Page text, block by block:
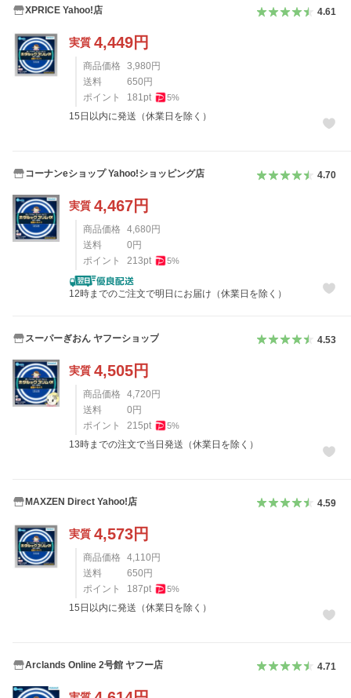
XPRICE Yahoo!店 4.61
実質 4,449円
商品価格 3,980 円
送料
650 円
ポイント
181pt 5%
15日以内に発送（休業日を除く）
コーナンeショップ Yahoo!ショッピング店 4.70
実質 4,467円
商品価格 4,680 円
送料
0 円
ポイント
213pt 5%
12時までのご注文で明日にお届け（休業日を除く）
スーパーぎおん ヤフーショップ 4.53
実質 4,505円
商品価格 4,720円
送料
0円
ポイント
215pt 5%
13時までの注文で当日発送（休業日を除く）
MAXZEN Direct Yahoo!店 4.59
実質 4,573円
商品価格 4,110円
送料
650円
ポイント
187pt 5%
15日以内に発送（休業日を除く）
Arclands Online 2号館 ヤフー店 4.71